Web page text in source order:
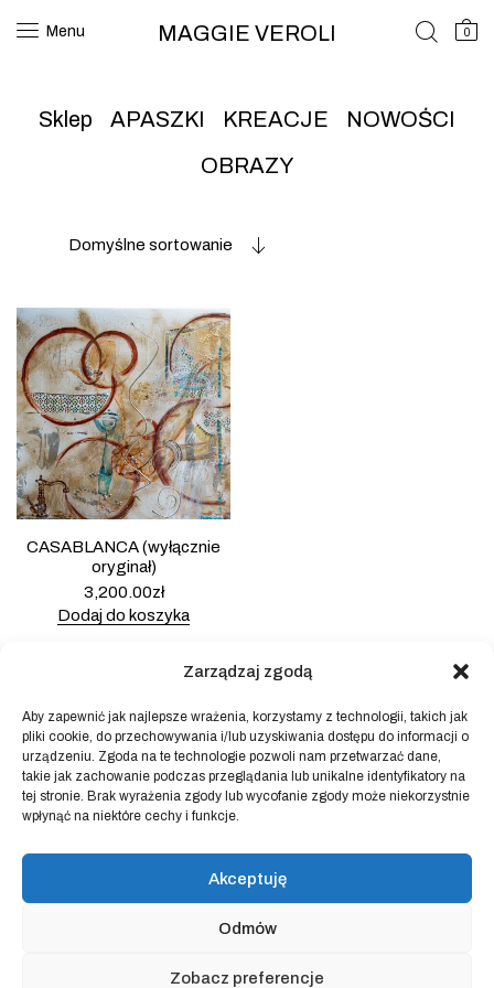
Zarządzaj zgodą
Aby zapewnić jak najlepsze wrażenia, korzystamy z technologii, takich jak
pliki cookie, do przechowywania i/lub uzyskiwania dostępu do informacji o
urządzeniu. Zgoda na te technologie pozwoli nam przetwarzać dane,
takie jak zachowanie podczas przeglądania lub unikalne identyfikatory na
tej stronie. Brak wyrażenia zgody lub wycofanie zgody może niekorzystnie
wpłynąć na niektóre cechy i funkcje.
Akceptuję
Odmów
Zobacz preferencje
Menu MAGGIE VEROLI 0
Sklep APASZKI KREACJE
NOWOŚCI
OBRAZY
Domyślne sortowanie
CASABLANCA (wyłącznie
oryginał)
3,200.00zł
Dodaj do koszyka
Powered byBlock Shop.
sklep
blog
kontakt
Regulamin sklepu internetowego